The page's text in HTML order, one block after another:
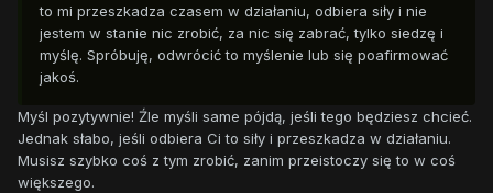
to mi przeszkadza czasem w działaniu, odbiera siły i nie
jestem w stanie nic zrobić, za nic się zabrać, tylko siedzę i
myślę. Spróbuję, odwrócić to myślenie lub się poafirmować
jakoś.
Myśl pozytywnie! Źle myśli same pójdą, jeśli tego będziesz chcieć.
Jednak słabo, jeśli odbiera Ci to siły i przeszkadza w działaniu.
Musisz szybko coś z tym zrobić, zanim przeistoczy się to w coś
większego.